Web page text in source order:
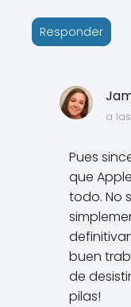
Responder
a las
Pues
que
todo. No
buen
de
pilas!